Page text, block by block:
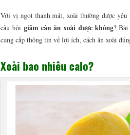
Với vị ngọt thanh mát, xoài thường được
câu hỏi giảm cân ăn xoài được không?
cung cấp thông tin về lợi ích, cách ăn xoài
Xoài bao nhiêu calo?